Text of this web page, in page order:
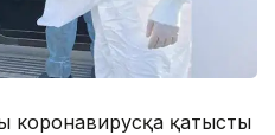
коронавирусқа қатысты